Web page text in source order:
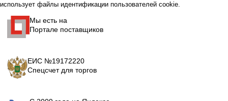
использует файлы идентификации пользователей cookie.
Мы есть на
Портале поставщиков
ЕИС №19172220
Спецсчет для торгов